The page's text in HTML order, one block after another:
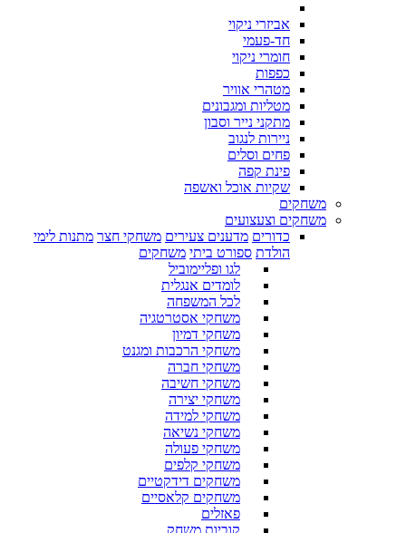
אביזרי ניקוי
חד-פעמי
חומרי ניקוי
כפפות
מטהרי אוויר
מטליות ומגבונים
מתקני נייר וסבון
ניירות לנגוב
פחים וסלים
פינת קפה
שקיות אוכל ואשפה
משחקים
משחקים וצעצועים
כדורים מדענים צעירים משחקי חצר מתנות לימי
הולדת ספורט ביתי משחקים
לגו ופליימוביל
לומדים אנגלית
לכל המשפחה
משחקי אסטרטגיה
משחקי דמיון
משחקי הרכבות ומגנט
משחקי חברה
משחקי חשיבה
משחקי יצירה
משחקי למידה
משחקי נשיאה
משחקי פעולה
משחקי קלפים
משחקים דידקטיים
משחקים קלאסיים
פאזלים
קוביות משחק